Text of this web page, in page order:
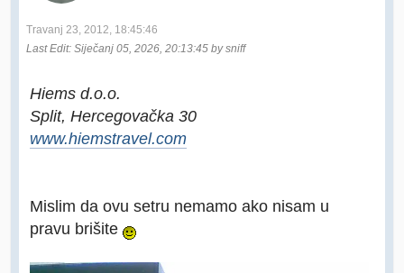
Travanj 23, 2012, 18:45:46
Last Edit: Siječanj 05, 2026, 20:13:45 by sniff
Hiems d.o.o.
Split, Hercegovačka 30
www.hiemstravel.com
Mislim da ovu setru nemamo ako nisam u
pravu brišite